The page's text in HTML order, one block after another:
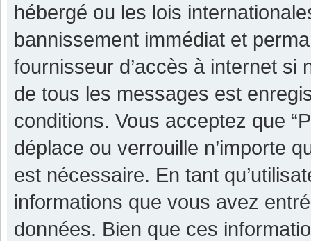
hébergé ou les lois
bannissement immédiat et
fournisseur d’accès à internet si
de tous les messages est
conditions. Vous acceptez que
déplace ou verrouille n’importe
est nécessaire. En tant
informations que vous avez
données. Bien que ces